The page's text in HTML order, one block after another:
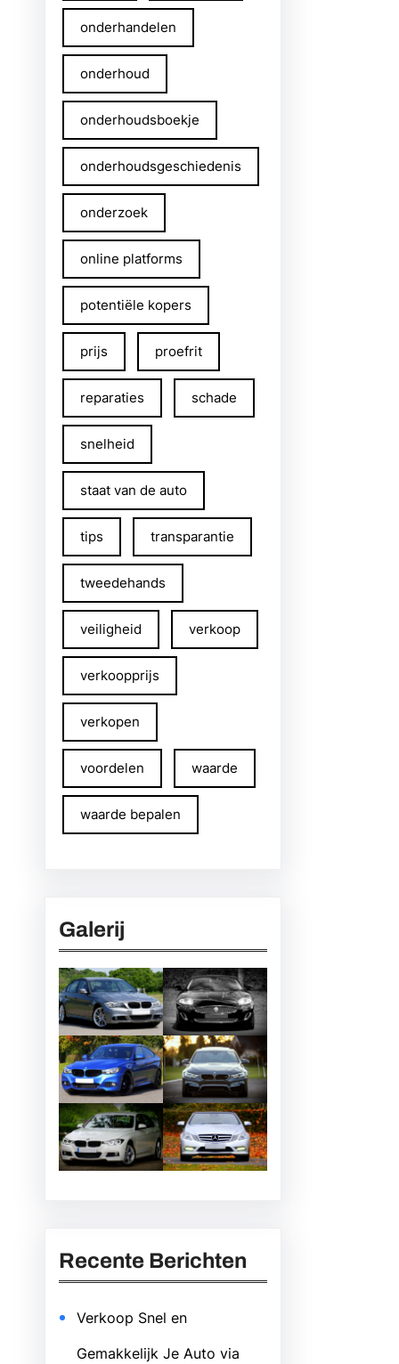
onderhandelen
onderhoud
onderhoudsboekje
onderhoudsgeschiedenis
onderzoek
online platforms
potentiële kopers
prijs proefrit
reparaties schade
snelheid
staat van de auto
tips transparantie
tweedehands
veiligheid verkoop
verkoopprijs
verkopen
voordelen waarde
waarde bepalen
Galerij
Recente Berichten
Verkoop Snel en
Gemakkelijk Je Auto via